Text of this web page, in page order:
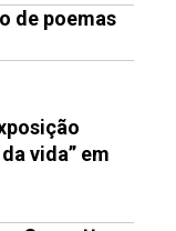
de poemas
vida” em